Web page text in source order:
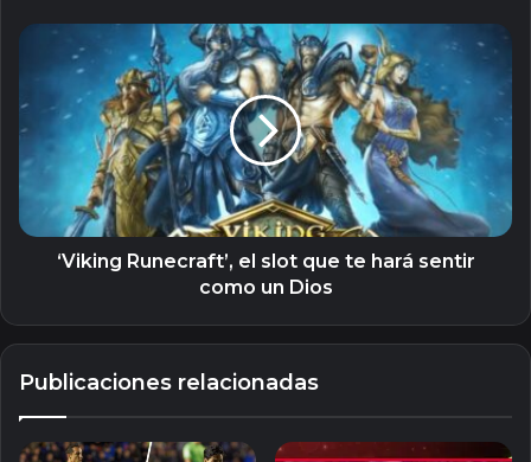
‘Viking
Runecraft’,
slot
que
te
hará
como
‘Viking Runecraft’, el slot que te hará sentir
como un Dios
Publicaciones relacionadas